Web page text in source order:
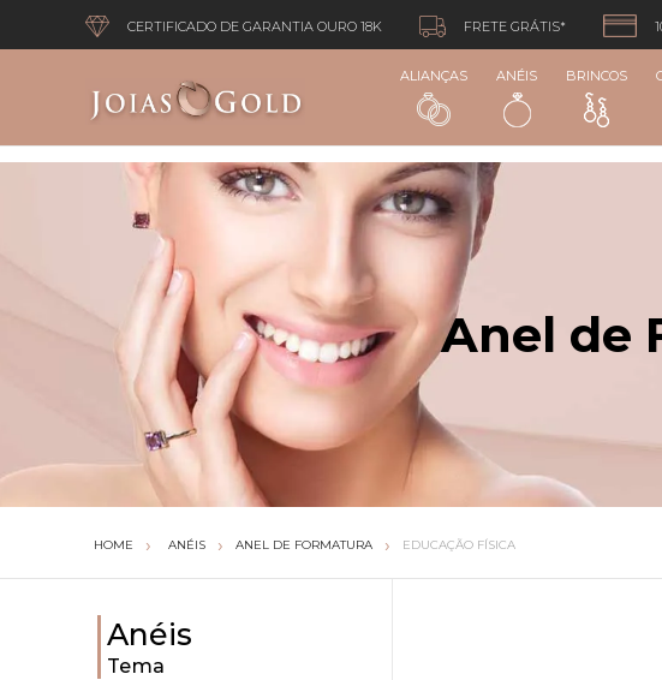
CERTIFICADO DE GARANTIA OURO 18K FRETE GRÁTIS*
ALIANÇAS ANÉIS BRINCOS
Anel de
ANÉIS ANEL DE FORMATURA EDUCAÇÃO FÍSICA
Anéis
Tema